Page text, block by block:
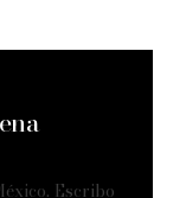
Escribo